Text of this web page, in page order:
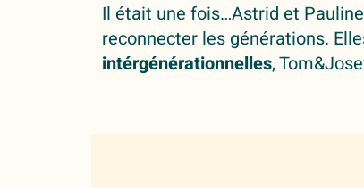
Il était une fois…Astrid et
reconnecter les générations.
intérgénérationnelles,